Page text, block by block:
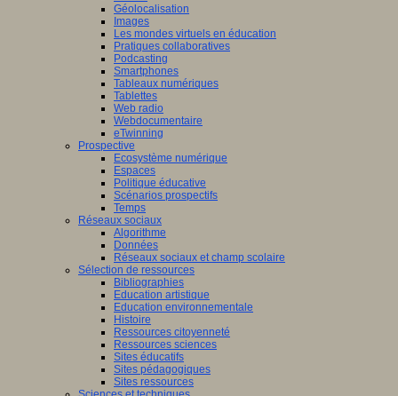
Géolocalisation
Images
Les mondes virtuels en éducation
Pratiques collaboratives
Podcasting
Smartphones
Tableaux numériques
Tablettes
Web radio
Webdocumentaire
eTwinning
Prospective
Ecosystème numérique
Espaces
Politique éducative
Scénarios prospectifs
Temps
Réseaux sociaux
Algorithme
Données
Réseaux sociaux et champ scolaire
Sélection de ressources
Bibliographies
Education artistique
Education environnementale
Histoire
Ressources citoyenneté
Ressources sciences
Sites éducatifs
Sites pédagogiques
Sites ressources